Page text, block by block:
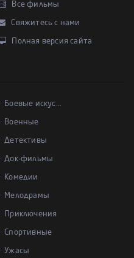
Все фильмы
Свяжитесь с нами
Полная версия сайта
Боевые искус...
Военные
Детективы
Док-фильмы
Комедии
Мелодрамы
Приключения
Спортивные
Ужасы